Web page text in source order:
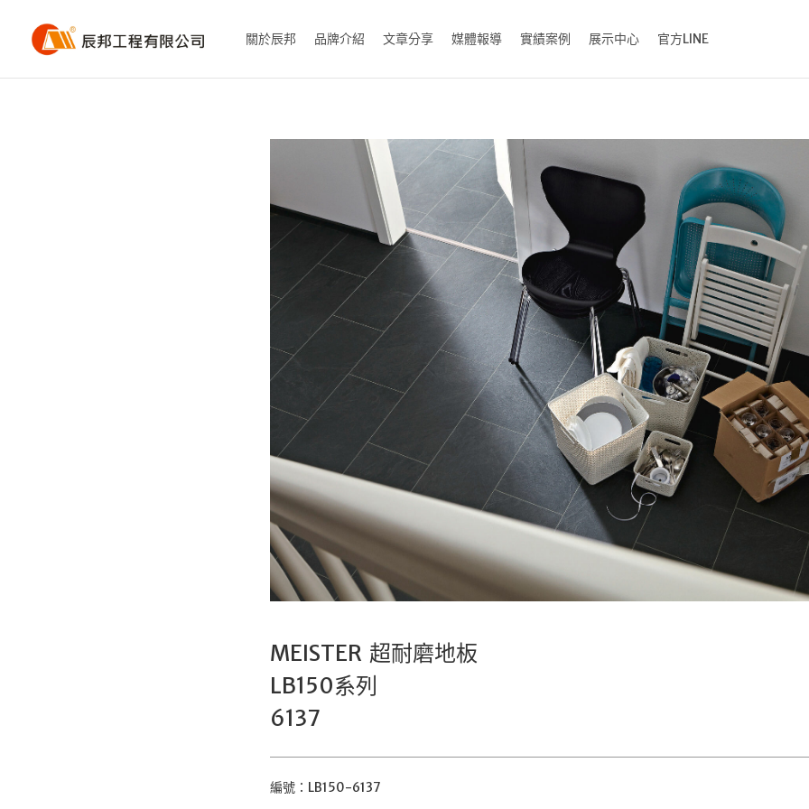
關於辰邦 品牌介紹 文章分享 媒體報導 實績案例 展示中心 官方LINE
MEISTER 超耐磨地板
LB150系列
6137
編號：LB150-6137